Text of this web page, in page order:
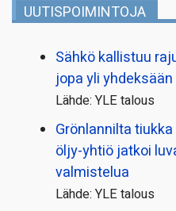
UUTISPOIMINTOJA
Sähkö kallistuu
jopa yli
Lähde: YLE talous
Grönlannilta
öljy-yhtiö jatkoi
valmistelua
Lähde: YLE talous